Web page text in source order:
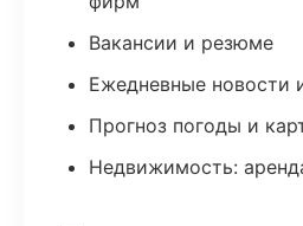
Вакансии и резюме
Ежедневные новости
Прогноз погоды и
Недвижимость: